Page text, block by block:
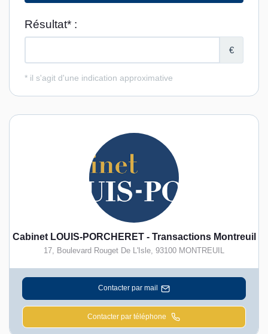
Cabinet LOUIS-PORCHERET - Transactions Montreuil
17, Boulevard Rouget De L'Isle, 93100 MONTREUIL
Contacter par mail
Contacter par téléphone